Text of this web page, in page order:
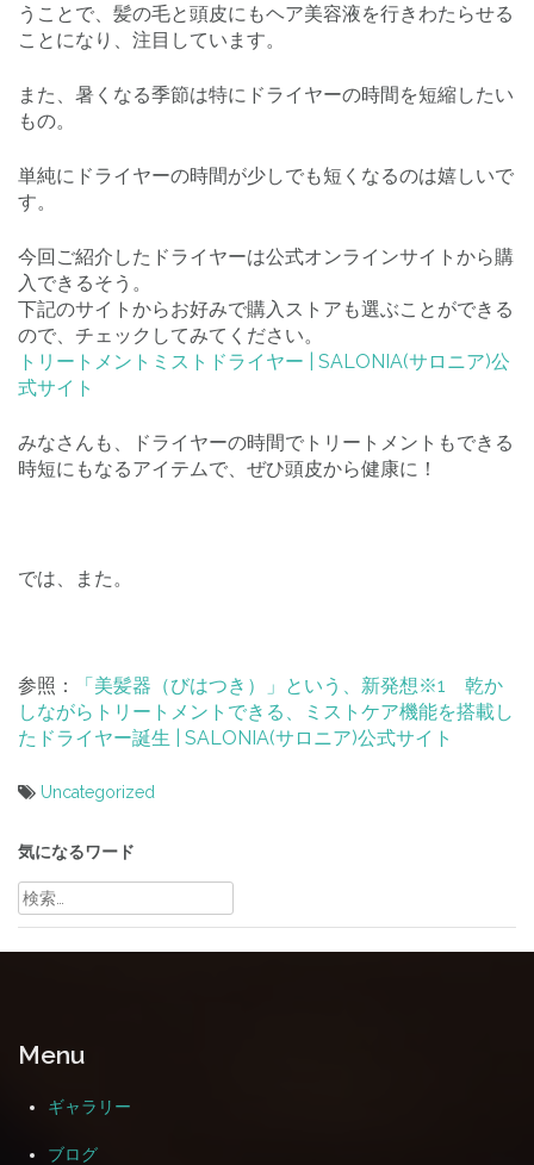
うことで、髪の毛と頭皮にもヘア美容液を行きわたらせる
ことになり、注目しています。
また、暑くなる季節は特にドライヤーの時間を短縮したい
もの。
単純にドライヤーの時間が少しでも短くなるのは嬉しいで
す。
今回ご紹介したドライヤーは公式オンラインサイトから購
入できるそう。
下記のサイトからお好みで購入ストアも選ぶことができる
ので、チェックしてみてください。
トリートメントミストドライヤー | SALONIA(サロニア)公
式サイト
みなさんも、ドライヤーの時間でトリートメントもできる
時短にもなるアイテムで、ぜひ頭皮から健康に！
では、また。
参照：
「美髪器（びはつき）」という、新発想※1 乾か
しながらトリートメントできる、ミストケア機能を搭載し
たドライヤー誕生 | SALONIA(サロニア)公式サイト
Uncategorized
稿
ナ
ビ
ョ
ン
気になるワード
検
索:
Menu
ギャラリー
ブログ